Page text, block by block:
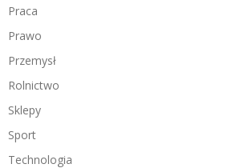
Praca
Prawo
Przemysł
Rolnictwo
Sklepy
Sport
Technologia